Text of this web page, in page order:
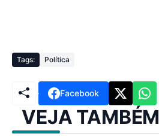
Tags: Política
Facebook
VEJA TAMBÉM